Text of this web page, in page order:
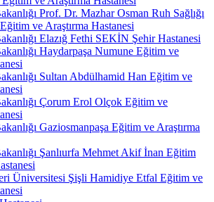
Prof. Dr. Mazhar Osman Ruh Sağlığı
ve Araştırma Hastanesi
Elazığ Fethi SEKİN Şehir Hastanesi
Haydarpaşa Numune Eğitim ve
Sultan Abdülhamid Han Eğitim ve
Çorum Erol Olçok Eğitim ve
Gaziosmanpaşa Eğitim ve Araştırma
Şanlıurfa Mehmet Akif İnan Eğitim
Üniversitesi Şişli Hamidiye Etfal Eğitim ve